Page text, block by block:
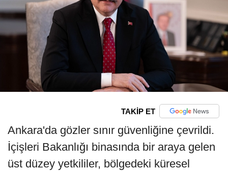
TAKİP ET
Ankara'da gözler sınır güvenliğine çevrildi.
İçişleri Bakanlığı binasında bir araya gelen
üst düzey yetkililer, bölgedeki küresel